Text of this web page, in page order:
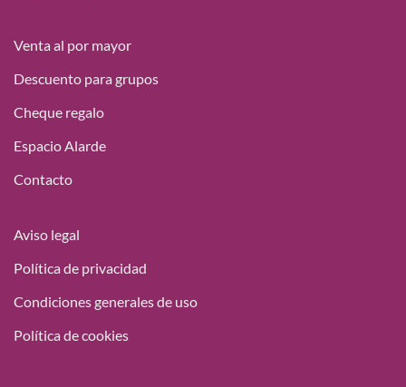
Venta al por mayor
Descuento para grupos
Cheque regalo
Espacio Alarde
Contacto
Aviso legal
Política de privacidad
Condiciones generales de uso
Política de cookies